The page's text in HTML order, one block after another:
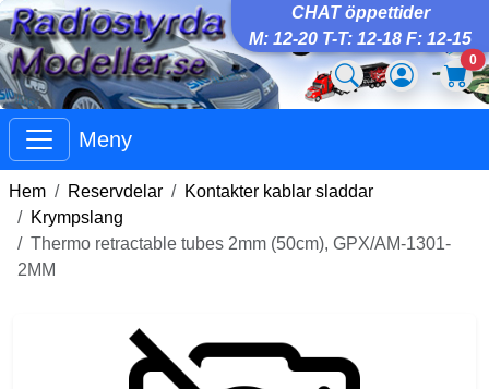
CHAT öppettider
M: 12-20 T-T: 12-18 F: 12-15
0
Meny
Hem Reservdelar
Kontakter kablar sladdar
Krympslang
Thermo retractable tubes 2mm (50cm), GPX/AM-1301-
2MM